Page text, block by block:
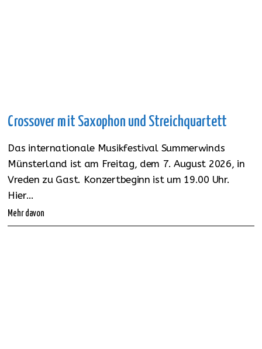
Crossover mit Saxophon und Streichquartett
Das internationale Musikfestival Summerwinds
Münsterland ist am Freitag, dem 7. August 2026, in
Vreden zu Gast. Konzertbeginn ist um 19.00 Uhr.
Hier…
Mehr davon